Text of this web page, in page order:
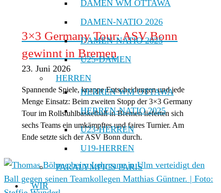
DAMEN WM OTTAWA
DAMEN-NATIO 2026
DAMEN-NATIO 2025
U25-DAMEN
HERREN
HERREN WM OTTAWA
HERREN-NATIO 2025
U23-HERREN
U19-HERREN
PARALYMPICS PARIS
WIR
3×3 Germany Tour: ASV Bonn
gewinnt in Bremen
23. Juni 2026
Spannende Spiele, knappe Entscheidungen und jede
Menge Einsatz: Beim zweiten Stopp der 3×3 Germany
Tour im Rollstuhlbasketball in Bremen lieferten sich
sechs Teams ein umkämpftes und faires Turnier. Am
Ende setzte sich der ASV Bonn durch.